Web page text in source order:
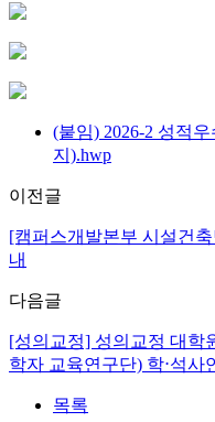
(붙임) 2026-2 성적
지).hwp
이전글
[캠퍼스개발본부 시설건
내
다음글
[성의교정] 성의교정 대학
학자 교육연구단) 학⋅석사
목록